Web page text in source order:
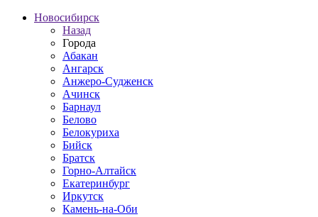
Новосибирск
Назад
Города
Абакан
Ангарск
Анжеро-Судженск
Ачинск
Барнаул
Белово
Белокуриха
Бийск
Братск
Горно-Алтайск
Екатеринбург
Иркутск
Камень-на-Оби